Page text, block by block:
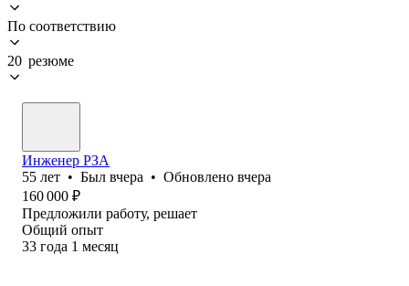
По соответствию
20 резюме
Инженер РЗА
55 лет • Был вчера • Обновлено вчера
160 000 ₽
Предложили работу, решает
Общий опыт
33 года 1 месяц